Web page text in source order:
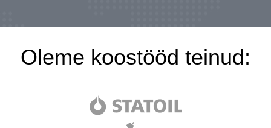
Oleme koostööd teinud: